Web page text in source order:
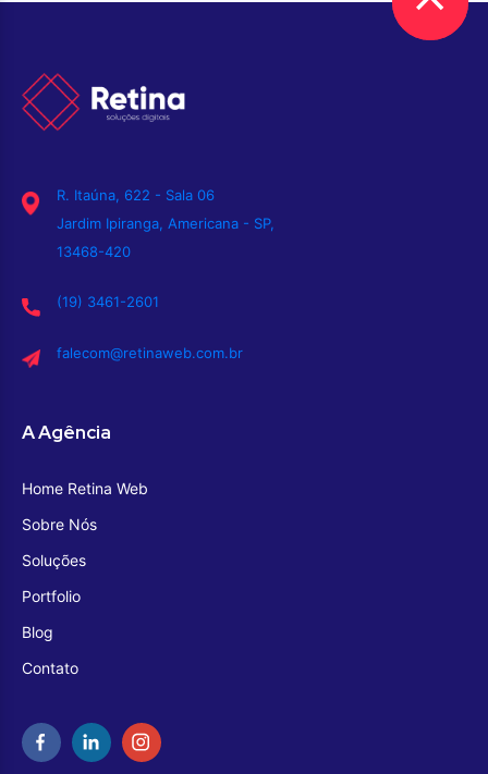
R. Itaúna, 622 - Sala 06
Jardim Ipiranga, Americana - SP,
13468-420
(19) 3461-2601
falecom@retinaweb.com.br
A Agência
Home Retina Web
Sobre Nós
Soluções
Portfolio
Blog
Contato